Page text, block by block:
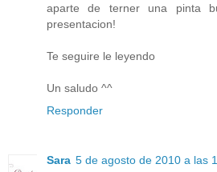
aparte de terner una pinta
presentacion!
Te seguire le leyendo
Un saludo ^^
Responder
Sara 5 de agosto de 2010 a las